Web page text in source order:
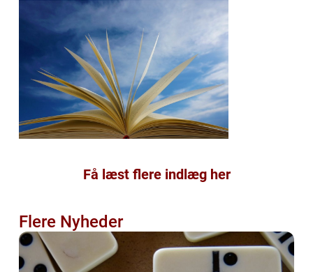
Få læst flere indlæg her
Flere Nyheder